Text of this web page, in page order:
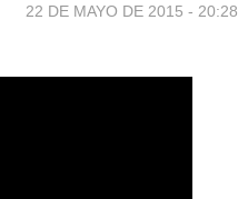
22 DE MAYO DE 2015 - 20:28